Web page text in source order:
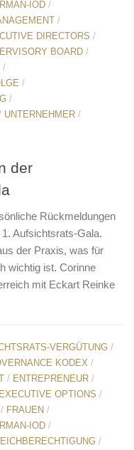
IOD /
/
DIRECTORS /
BOARD /
/
/
/
UNTERNEHMER /
der
Rückmeldungen
Aufsichtsrats-Gala.
der Praxis, was für
wichtig ist. Corinne
mit Eckart Reinke
VERGÜTUNG /
KODEX /
/ ENTREPRENEUR /
EXECUTIVE OPTIONS /
/ FRAUEN /
IOD /
/